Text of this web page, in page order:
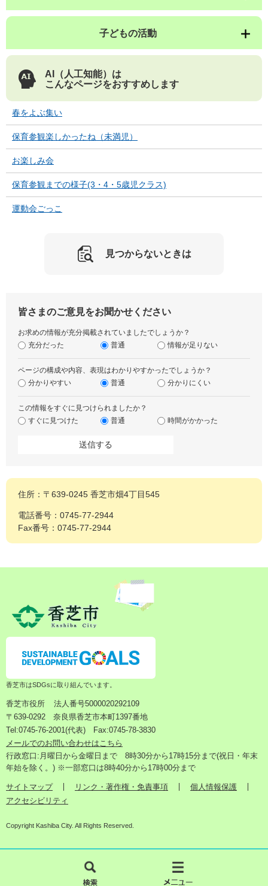
子どもの活動
AI（人工知能）は
こんなページをおすすめします
春をよぶ集い
保育参観楽しかったね（未満児）
お楽しみ会
保育参観までの様子(3・4・5歳児クラス)
運動会ごっこ
見つからないときは
皆さまのご意見をお聞かせください
お求めの情報が充分掲載されていましたでしょうか？
充分だった
普通 情報が足りない
ページの構成や内容、表現はわかりやすかったでしょうか？
分かりやすい
普通 分かりにくい
この情報をすぐに見つけられましたか？
すぐに見つけた
普通 時間がかかった
住所：〒639-0245 香芝市畑4丁目545
電話番号：0745-77-2944
Fax番号：0745-77-2944
香芝市はSDGsに取り組んでいます。
香芝市役所
法人番号5000020292109
〒639-0292 奈良県香芝市本町1397番地
Tel:0745-76-2001(代表) Fax:0745-78-3830
メールでのお問い合わせはこちら
行政窓口:月曜日から金曜日まで 8時30分から17時15分まで(祝日・年末
年始を除く。) ※一部窓口は8時40分から17時00分まで
サイトマップ リンク・著作権・免責事項
個人情報保護
アクセシビリティ
Copyright Kashiba City. All Rights Reserved.